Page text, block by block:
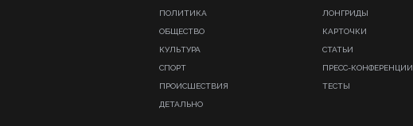
ПОЛИТИКА
ОБЩЕСТВО
КУЛЬТУРА
СПОРТ
ПРОИСШЕСТВИЯ
ДЕТАЛЬНО
ЛОНГРИДЫ
КАРТОЧКИ
СТАТЬИ
ПРЕСС-КОНФЕРЕНЦИИ
ТЕСТЫ